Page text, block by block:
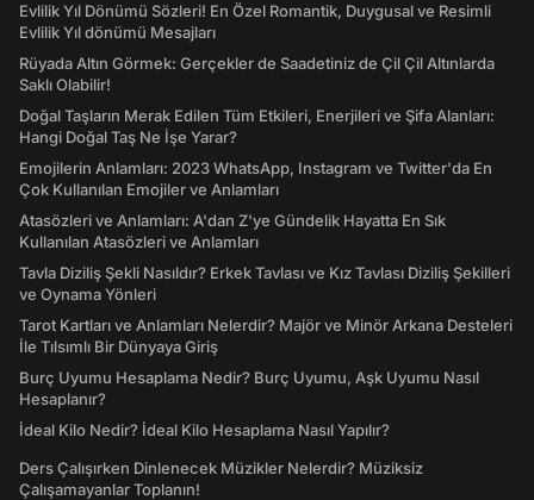
Evlilik Yıl Dönümü Sözleri! En Özel Romantik, Duygusal ve Resimli
Evlilik Yıl dönümü Mesajları
Rüyada Altın Görmek: Gerçekler de Saadetiniz de Çil Çil Altınlarda
Saklı Olabilir!
Doğal Taşların Merak Edilen Tüm Etkileri, Enerjileri ve Şifa Alanları:
Hangi Doğal Taş Ne İşe Yarar?
Emojilerin Anlamları: 2023 WhatsApp, Instagram ve Twitter'da En
Çok Kullanılan Emojiler ve Anlamları
Atasözleri ve Anlamları: A'dan Z'ye Gündelik Hayatta En Sık
Kullanılan Atasözleri ve Anlamları
Tavla Diziliş Şekli Nasıldır? Erkek Tavlası ve Kız Tavlası Diziliş Şekilleri
ve Oynama Yönleri
Tarot Kartları ve Anlamları Nelerdir? Majör ve Minör Arkana Desteleri
İle Tılsımlı Bir Dünyaya Giriş
Burç Uyumu Hesaplama Nedir? Burç Uyumu, Aşk Uyumu Nasıl
Hesaplanır?
İdeal Kilo Nedir? İdeal Kilo Hesaplama Nasıl Yapılır?
Ders Çalışırken Dinlenecek Müzikler Nelerdir? Müziksiz
Çalışamayanlar Toplanın!